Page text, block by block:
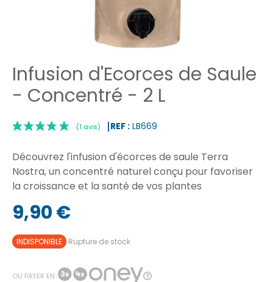
Infusion d'Ecorces de Saule
- Concentré - 2 L
REF : LB669
Découvrez l'infusion d'écorces de saule Terra
Nostra, un concentré naturel conçu pour favoriser
la croissance et la santé de vos plantes
9,90 €
INDISPONIBLE Rupture de stock
OU PAYER EN